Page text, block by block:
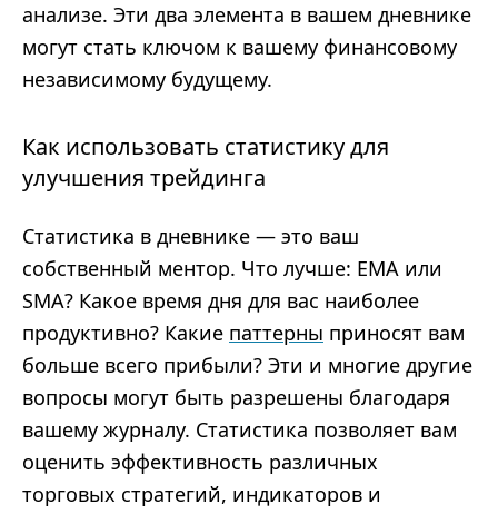
анализе. Эти два элемента в вашем дневнике
могут стать ключом к вашему финансовому
независимому будущему.
Как использовать статистику для
улучшения трейдинга
Статистика в дневнике — это ваш
собственный ментор. Что лучше: EMA или
SMA? Какое время дня для вас наиболее
продуктивно? Какие паттерны приносят вам
больше всего прибыли? Эти и многие другие
вопросы могут быть разрешены благодаря
вашему журналу. Статистика позволяет вам
оценить эффективность различных
торговых стратегий, индикаторов и